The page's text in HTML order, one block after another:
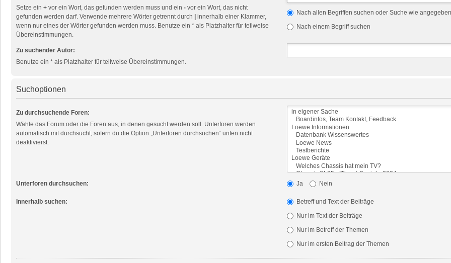
Setze ein + vor ein Wort, das gefunden werden muss und ein - vor ein Wort, das nicht
gefunden werden darf. Verwende mehrere Wörter getrennt durch
innerhalb einer Klammer,
wenn nur eines der Wörter gefunden werden muss. Benutze ein * als Platzhalter für teilweise
Übereinstimmungen.
Nach allen Begriffen suchen oder Suche wie
Nach einem Begriff suchen
Zu suchender Autor:
Benutze ein * als Platzhalter für teilweise Übereinstimmungen.
Suchoptionen
Zu durchsuchende Foren:
Wähle das Forum oder die Foren aus, in denen gesucht werden soll. Unterforen werden
automatisch mit durchsucht, sofern du die Option „Unterforen durchsuchen“ unten nicht
deaktivierst.
Unterforen durchsuchen: Ja Nein
Innerhalb suchen:
Betreff und Text der Beiträge
Nur im Text der Beiträge
Nur im Betreff der Themen
Nur im ersten Beitrag der Themen